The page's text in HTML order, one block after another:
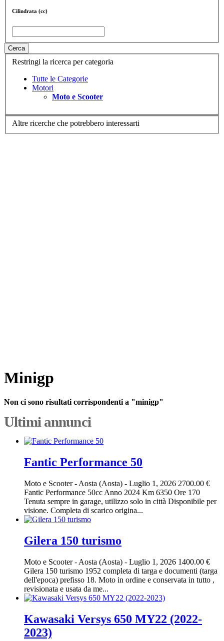
Cilindrata (cc)
Cerca
Restringi la ricerca per categoria
Tutte le Categorie
Motori
Moto e Scooter
Altre ricerche che potrebbero interessarti
Minigp
Non ci sono risultati corrispondenti a "minigp"
Ultimi annunci
Fantic Performance 50
Moto e Scooter- Aosta (Aosta) - Luglio 1, 2026 2700.00 €
Fantic Performance 50cc Anno 2024 Km 6350 Ore 170
Tenuta sempre in garage, utilizzo solo in città Disponibile per
visione. Completa di scarico origina...
Gilera 150 turismo
Moto e Scooter- Aosta (Aosta) - Luglio 1, 2026 1400.00 €
Gilera 150 turismo 1952 completa di targa e documenti (targa
dell'epoca) prefisso 18. Moto in ordine e conservata in tutto ,
revisionata e usata da me...
Kawasaki Versys 650 MY22 (2022-
2023)